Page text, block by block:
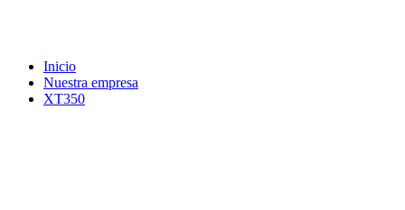
Inicio
Nuestra empresa
XT350